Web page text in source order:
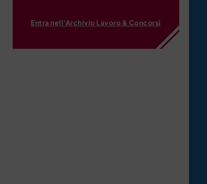
Entra nell'Archivio Lavoro & Concorsi